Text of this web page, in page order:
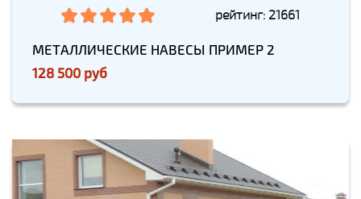
рейтинг: 21661
МЕТАЛЛИЧЕСКИЕ НАВЕСЫ ПРИМЕР 2
128 500 руб